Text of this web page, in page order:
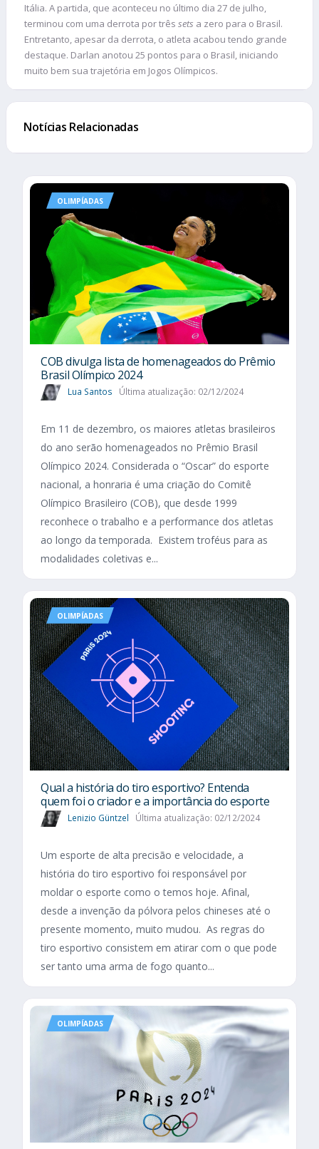
Itália. A partida, que aconteceu no último dia 27 de julho,
terminou com uma derrota por três sets a zero para o Brasil.
Entretanto, apesar da derrota, o atleta acabou tendo grande
destaque. Darlan anotou 25 pontos para o Brasil, iniciando
muito bem sua trajetória em Jogos Olímpicos.
Notícias Relacionadas
OLIMPÍADAS
COB divulga lista de homenageados do Prêmio
Brasil Olímpico 2024
Lua Santos Última atualização: 02/12/2024
Em 11 de dezembro, os maiores atletas brasileiros
do ano serão homenageados no Prêmio Brasil
Olímpico 2024. Considerada o “Oscar” do esporte
nacional, a honraria é uma criação do Comitê
Olímpico Brasileiro (COB), que desde 1999
reconhece o trabalho e a performance dos atletas
ao longo da temporada. Existem troféus para as
modalidades coletivas e...
OLIMPÍADAS
Qual a história do tiro esportivo? Entenda
quem foi o criador e a importância do esporte
Lenizio Güntzel Última atualização: 02/12/2024
Um esporte de alta precisão e velocidade, a
história do tiro esportivo foi responsável por
moldar o esporte como o temos hoje. Afinal,
desde a invenção da pólvora pelos chineses até o
presente momento, muito mudou. As regras do
tiro esportivo consistem em atirar com o que pode
ser tanto uma arma de fogo quanto...
OLIMPÍADAS